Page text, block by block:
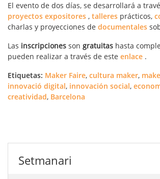
El evento de dos días, se desarrollará a
proyectos expositores , talleres prácticos,
charlas y proyecciones de documentales
Las inscripciones son gratuitas hasta
pueden realizar a través de este enlace .
Etiquetas: Maker Faire, cultura maker,
innovació digital, innovación social,
creatividad, Barcelona
Setmanari